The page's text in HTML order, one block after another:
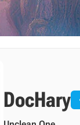
DocHary